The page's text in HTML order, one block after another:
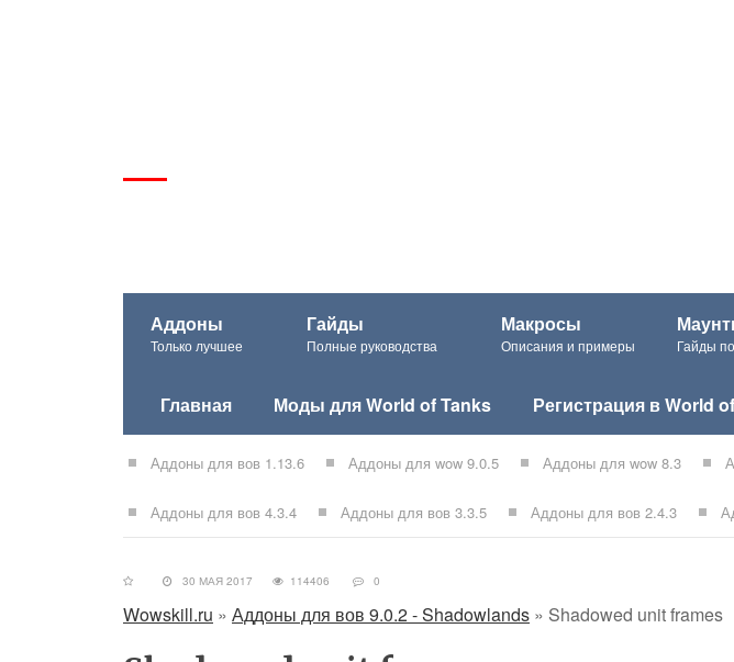
Аддоны
Только лучшее
Гайды
Полные руководства
Макросы
Описания и примеры Гайды
Главная Моды для World of Tanks Регистрация в World
Аддоны для вов 1.13.6 Аддоны для wow 9.0.5 Аддоны для wow 8.3
Аддоны для вов 4.3.4 Аддоны для вов 3.3.5 Аддоны для вов 2.4.3
30 МАЯ 2017 114406 0
Wowskill.ru » Аддоны для вов 9.0.2 - Shadowlands » Shadowed unit frames